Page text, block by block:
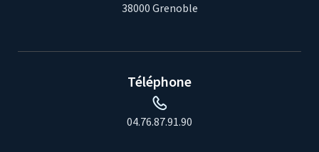
38000 Grenoble
Téléphone
04.76.87.91.90